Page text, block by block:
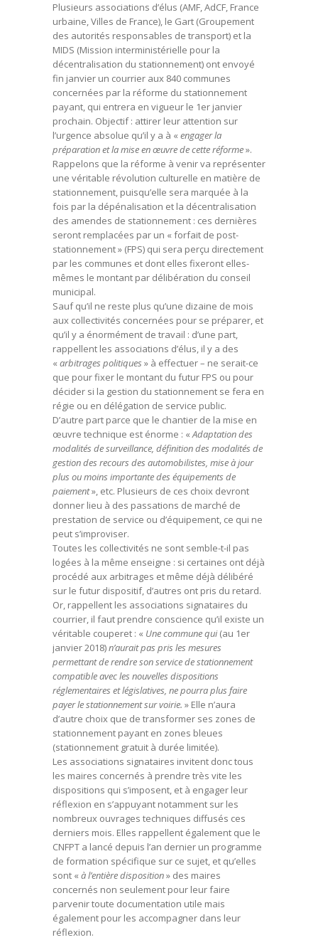
Plusieurs associations d’élus (AMF, AdCF, France
urbaine, Villes de France), le Gart (Groupement
des autorités responsables de transport) et la
MIDS (Mission interministérielle pour la
décentralisation du stationnement) ont envoyé
fin janvier un courrier aux 840 communes
concernées par la réforme du stationnement
payant, qui entrera en vigueur le 1er janvier
prochain. Objectif : attirer leur attention sur
l’urgence absolue qu’il y a à « engager la
préparation et la mise en œuvre de cette réforme».
Rappelons que la réforme à venir va représenter
une véritable révolution culturelle en matière de
stationnement, puisqu’elle sera marquée à la
fois par la dépénalisation et la décentralisation
des amendes de stationnement : ces dernières
seront remplacées par un « forfait de post-
stationnement » (FPS) qui sera perçu directement
par les communes et dont elles fixeront elles-
mêmes le montant par délibération du conseil
municipal.
Sauf qu’il ne reste plus qu’une dizaine de mois
aux collectivités concernées pour se préparer, et
qu’il y a énormément de travail : d’une part,
rappellent les associations d’élus, il y a des
« arbitrages politiques » à effectuer – ne serait-ce
que pour fixer le montant du futur FPS ou pour
décider si la gestion du stationnement se fera en
régie ou en délégation de service public.
D’autre part parce que le chantier de la mise en
œuvre technique est énorme : «Adaptation des
modalités de surveillance, définition des modalités de
gestion des recours des automobilistes, mise à jour
plus ou moins importante des équipements de
paiement», etc. Plusieurs de ces choix devront
donner lieu à des passations de marché de
prestation de service ou d’équipement, ce qui ne
peut s’improviser.
Toutes les collectivités ne sont semble-t-il pas
logées à la même enseigne : si certaines ont déjà
procédé aux arbitrages et même déjà délibéré
sur le futur dispositif, d’autres ont pris du retard.
Or, rappellent les associations signataires du
courrier, il faut prendre conscience qu’il existe un
véritable couperet : « Une commune qui(au 1er
janvier 2018)n’aurait pas pris les mesures
permettant de rendre son service de stationnement
compatible avec les nouvelles dispositions
réglementaires et législatives, ne pourra plus faire
payer le stationnement sur voirie. » Elle n’aura
d’autre choix que de transformer ses zones de
stationnement payant en zones bleues
(stationnement gratuit à durée limitée).
Les associations signataires invitent donc tous
les maires concernés à prendre très vite les
dispositions qui s’imposent, et à engager leur
réflexion en s’appuyant notamment sur les
nombreux ouvrages techniques diffusés ces
derniers mois. Elles rappellent également que le
CNFPT a lancé depuis l’an dernier un programme
de formation spécifique sur ce sujet, et qu’elles
sont « à l’entière disposition» des maires
concernés non seulement pour leur faire
parvenir toute documentation utile mais
également pour les accompagner dans leur
réflexion.